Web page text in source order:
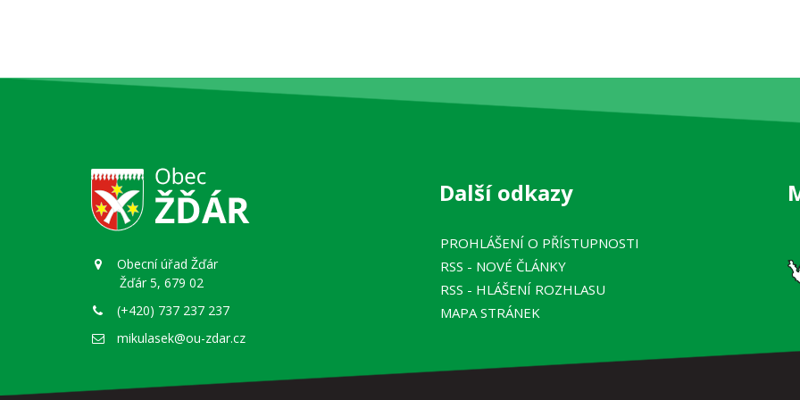
Obecní úřad Žďár
Žďár 5, 679 02
(+420) 737 237 237
mikulasek@ou-zdar.cz
Další odkazy
PROHLÁŠENÍ O PŘÍSTUPNOSTI
RSS - NOVÉ ČLÁNKY
RSS - HLÁŠENÍ ROZHLASU
MAPA STRÁNEK